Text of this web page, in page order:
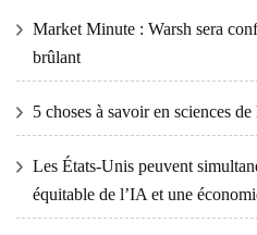
Market Minute : Warsh sera
brûlant
5 choses à savoir en sciences
Les États-Unis peuvent
équitable de l’IA et une